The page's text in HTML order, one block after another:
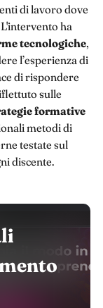
di lavoro dove
ha
tecnologiche,
l’esperienza di
di rispondere
sulle
formative
metodi di
testate sul
discente.